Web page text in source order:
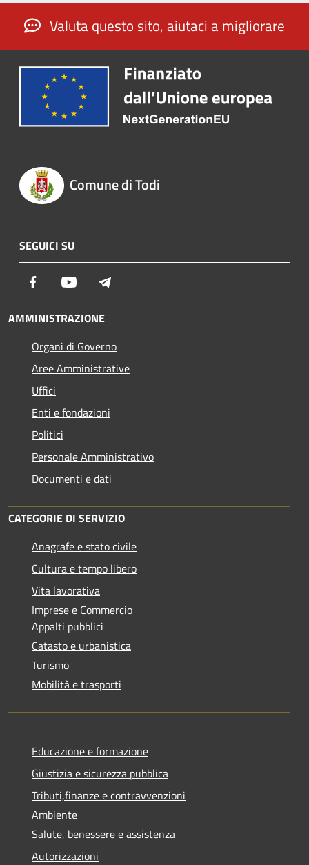
Valuta questo sito, aiutaci a migliorare
Comune di Todi
SEGUICI SU
Facebook Youtube
AMMINISTRAZIONE
Organi di Governo
Aree Amministrative
Uffici
Enti e fondazioni
Politici
Personale Amministrativo
Documenti e dati
CATEGORIE DI SERVIZIO
Anagrafe e stato civile
Cultura e tempo libero
Vita lavorativa
Imprese e Commercio
Appalti pubblici
Catasto e urbanistica
Turismo
Mobilità e trasporti
Educazione e formazione
Giustizia e sicurezza pubblica
Tributi,finanze e contravvenzioni
Ambiente
Salute, benessere e assistenza
Autorizzazioni